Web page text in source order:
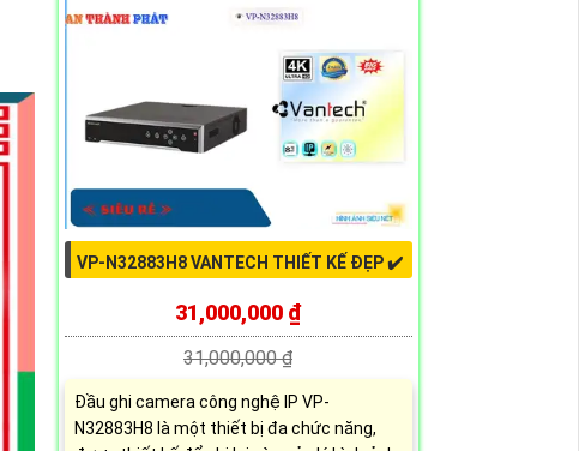
VP-N32883H8 VANTECH THIẾT KẾ ĐẸP ✔️
31,000,000 ₫
31,000,000 ₫
Đầu ghi camera công nghệ IP VP-
N32883H8 là một thiết bị đa chức năng,